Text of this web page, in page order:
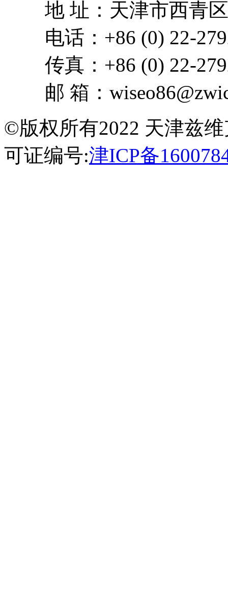
地 址：天津市西青
电话：+86 (0) 22-
传真：+86 (0) 22-
邮 箱：
©版权所有2022 天津兹
可证编号:津ICP备